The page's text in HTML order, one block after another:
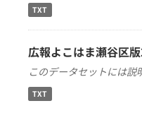
TXT
広報よこはま瀬谷区
このデータセットには説
TXT